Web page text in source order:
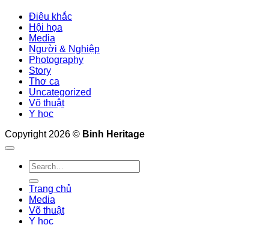
Điêu khắc
Hội họa
Media
Người & Nghiệp
Photography
Story
Thơ ca
Uncategorized
Võ thuật
Y học
Copyright 2026 © Binh Heritage
Trang chủ
Media
Võ thuật
Y học